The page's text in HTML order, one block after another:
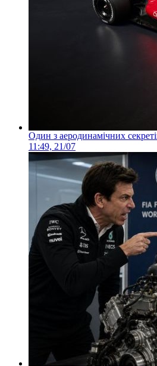
Один з аеродинамічних
11:49, 21/07